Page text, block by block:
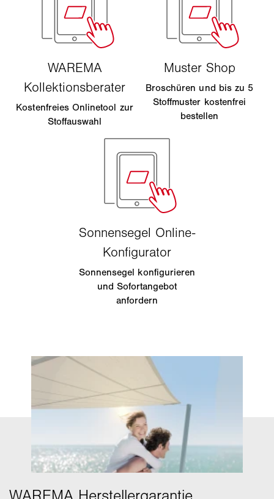
Kostenfreies Onlinetool zur
Stoffauswahl
Broschüren und bis zu 5
Stoffmuster kostenfrei
bestellen
Sonnensegel konfigurieren
und Sofortangebot
anfordern